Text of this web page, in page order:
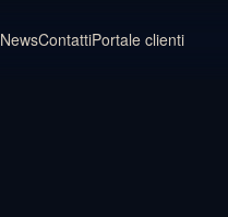
NewsContattiPortale clienti